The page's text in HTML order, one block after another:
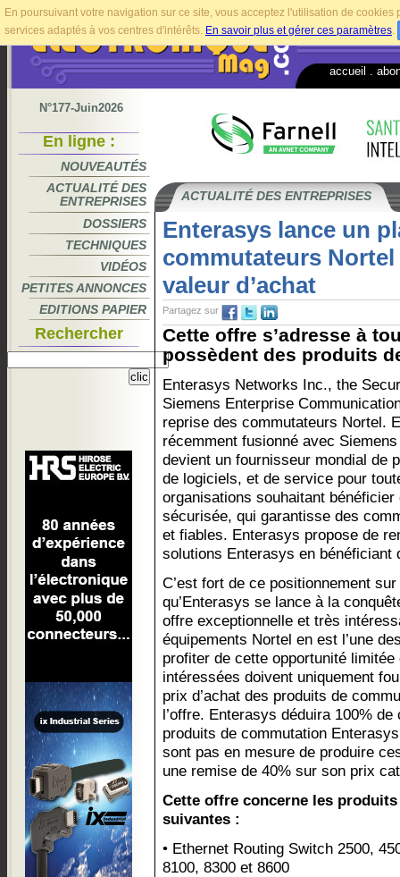
En poursuivant votre navigation sur ce site, vous acceptez l'utilisation de
services adaptés à vos centres d'intérêts. En savoir plus et gérer ces paramètres.
accueil
N°177-Juin2026
En ligne :
NOUVEAUTÉS
ACTUALITÉ DES
ENTREPRISES
DOSSIERS
TECHNIQUES
VIDÉOS
PETITES ANNONCES
EDITIONS PAPIER
Rechercher
ACTUALITÉ DES ENTREPRISES
Enterasys lance un
commutateurs Nortel
valeur d’achat
Partagez sur
Cette offre s’adresse à
possèdent des produits
Enterasys Networks Inc., the
Siemens Enterprise
reprise des commutateurs Nortel.
récemment fusionné avec
devient un fournisseur mondial de
de logiciels, et de service pour
organisations souhaitant
sécurisée, qui garantisse des
et fiables. Enterasys propose de
solutions Enterasys en bénéficiant
C’est fort de ce positionnement
qu’Enterasys se lance à la
offre exceptionnelle et très
équipements Nortel en est l’une
profiter de cette opportunité
intéressées doivent uniquement
prix d’achat des produits de
l’offre. Enterasys déduira 100%
produits de commutation
sont pas en mesure de produire
une remise de 40% sur son prix
Cette offre concerne les
suivantes :
• Ethernet Routing Switch 2500,
8100, 8300 et 8600